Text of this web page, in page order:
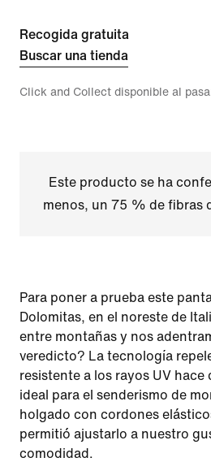
Recogida gratuita
Buscar una tienda
Click and Collect disponible al
Este producto se ha
menos, un 75 % de fibras
Para poner a prueba este
Dolomitas, en el noreste de
entre montañas y nos
veredicto? La tecnología
resistente a los rayos UV hace
ideal para el senderismo de
holgado con cordones
permitió ajustarlo a nuestro
comodidad.